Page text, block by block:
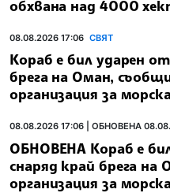
обхвана над 4000
08.08.2026 17:06 СВЯТ
Кораб е бил ударен
брега на Оман,
организация за
08.08.2026 17:06 | ОБНОВЕНА
ОБНОВЕНА Кораб е
снаряд край брега
организация за